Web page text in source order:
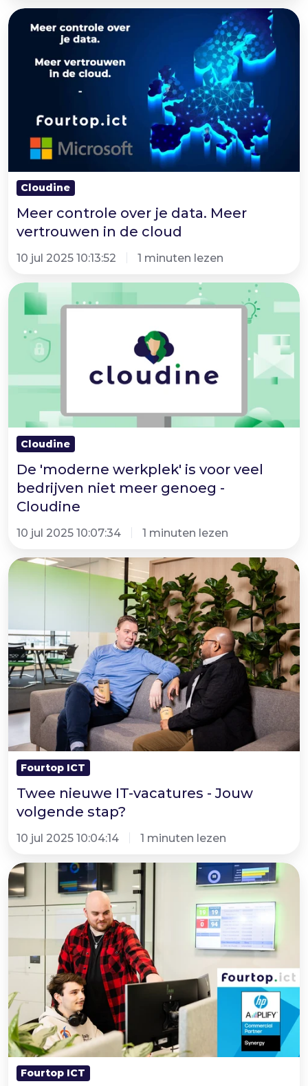
Meer
controle
over
Meer
vertrouwen
de
cloud
Cloudine
Meer controle over je data. Meer
vertrouwen in de cloud
10 jul 2025 10:13:52 1 minuten lezen
De
'moderne
werkplek'
veel
bedrijven
niet
meer
genoeg
Cloudine
Cloudine
De 'moderne werkplek' is voor veel
bedrijven niet meer genoeg -
Cloudine
10 jul 2025 10:07:34 1 minuten lezen
Twee
nieuwe
-
Jouw
volgende
stap?
Fourtop ICT
Twee nieuwe IT-vacatures - Jouw
volgende stap?
10 jul 2025 10:04:14 1 minuten lezen
Ontdek
de
kracht
Amplify
partnerschap
Fourtop ICT